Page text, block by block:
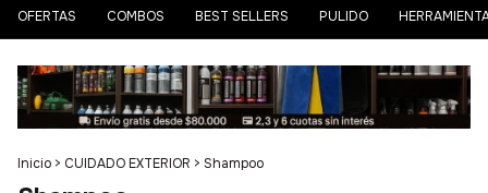
OFERTAS COMBOS BEST SELLERS PULIDO
Inicio > CUIDADO EXTERIOR > Shampoo